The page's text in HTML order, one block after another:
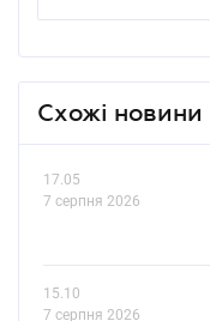
Схожі новини
17.05
7 серпня 2026
15.10
7 серпня 2026